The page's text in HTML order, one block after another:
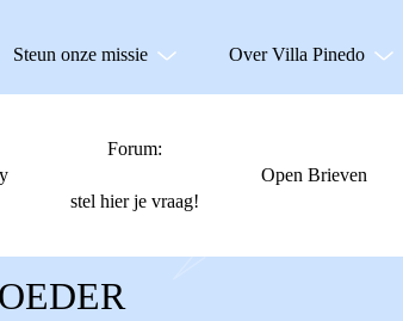
Steun onze missie Over Villa Pinedo
Forum:
stel hier je vraag!
Open Brieven